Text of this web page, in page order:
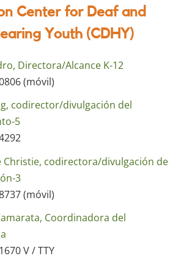
Center for Deaf and
Youth (CDHY)
Directora/Alcance K-12
(móvil)
codirector/divulgación del
5
Christie, codirectora/divulgación de
3
(móvil)
Coordinadora del
V / TTY